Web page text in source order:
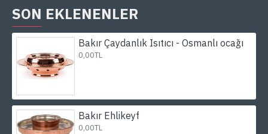
SON EKLENENLER
Bakır Çaydanlık Isıtıcı - Osmanlı ocağı
0,00TL
Bakır Ehlikeyf
0,00TL